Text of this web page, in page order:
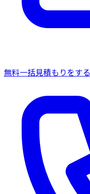
無料一括見積もりをする